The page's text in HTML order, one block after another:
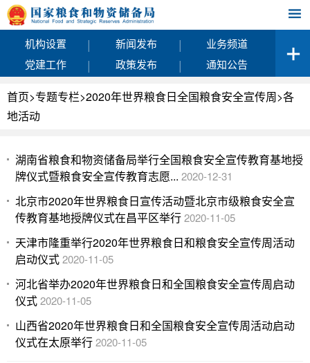
机构设置 | 新闻发布 |
业务频道
党建工作
| 政策发布 | 通知公告
首页>专题专栏>2020年世界粮食日全国粮食安全宣传周>各
地活动
湖南省粮食和物资储备局举行全国粮食安全宣传教育基地授
牌仪式暨粮食安全宣传教育志愿... 2020-12-31
北京市2020年世界粮食日宣传活动暨北京市级粮食安全宣
传教育基地授牌仪式在昌平区举行2020-11-05
天津市隆重举行2020年世界粮食日和粮食安全宣传周活动
启动仪式2020-11-05
河北省举办2020年世界粮食日和全国粮食安全宣传周启动
仪式2020-11-05
山西省2020年世界粮食日和全国粮食安全宣传周活动启动
仪式在太原举行2020-11-05